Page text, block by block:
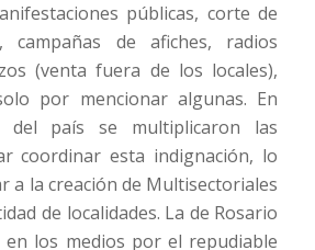
públicas, corte de
campañas de afiches, radios
(venta fuera de los locales),
por mencionar algunas. En
del país se multiplicaron las
coordinar esta indignación, lo
a la creación de Multisectoriales
de localidades. La de Rosario
en los medios por el repudiable